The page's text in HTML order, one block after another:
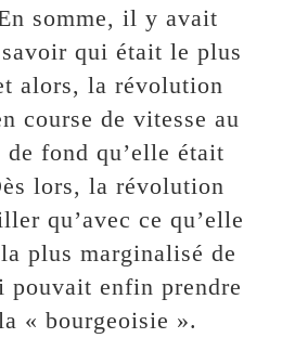
somme, il y avait
qui était le plus
alors, la révolution
course de vitesse au
fond qu’elle était
lors, la révolution
qu’avec ce qu’elle
plus marginalisé de
pouvait enfin prendre
« bourgeoisie ».